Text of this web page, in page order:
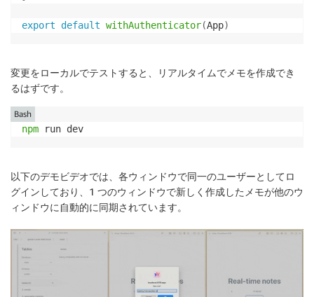
export default withAuthenticator(App)
変更をローカルでテストすると、リアルタイムでメモを作成でき
るはずです。
npm run dev
Bash
以下のデモビデオでは、各ウィンドウで同一のユーザーとしてロ
グインしており、1 つのウィンドウで新しく作成したメモが他のウ
ィンドウに自動的に同期されています。